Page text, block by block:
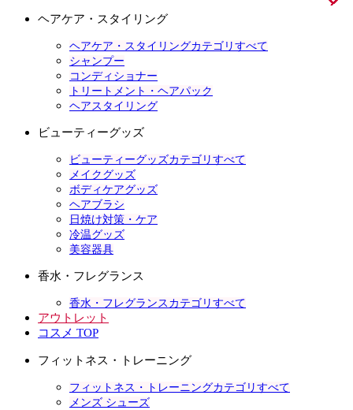
ヘアケア・スタイリング
ヘアケア・スタイリングカテゴリすべて
シャンプー
コンディショナー
トリートメント・ヘアパック
ヘアスタイリング
ビューティーグッズ
ビューティーグッズカテゴリすべて
メイクグッズ
ボディケアグッズ
ヘアブラシ
日焼け対策・ケア
冷温グッズ
美容器具
香水・フレグランス
香水・フレグランスカテゴリすべて
アウトレット
コスメ TOP
フィットネス・トレーニング
フィットネス・トレーニングカテゴリすべて
メンズ シューズ